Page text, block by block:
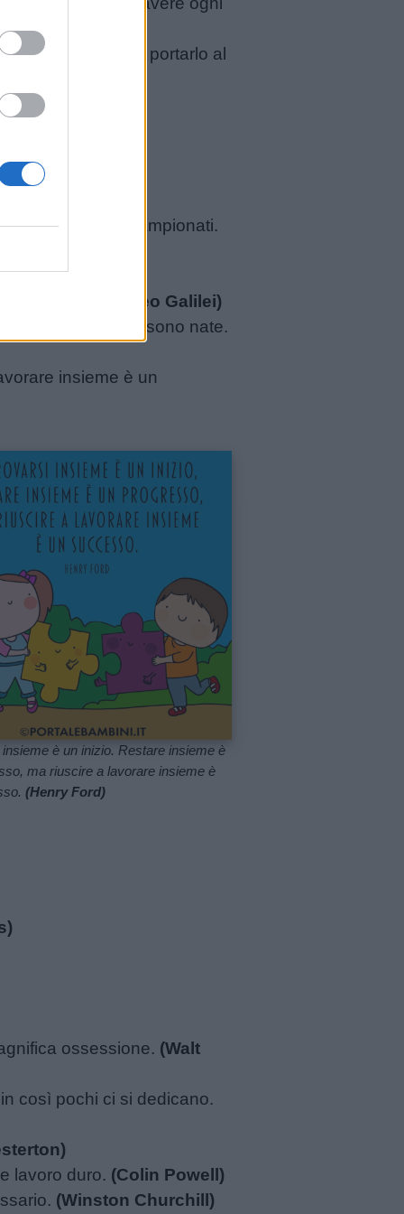
modo facile per portarlo al
si vincono i campionati.
(Galileo Galilei)
a quella in cui sono nate.
insieme è un
è un inizio. Restare insieme è
ma riuscire a lavorare insieme è
(Henry Ford)
ossessione. (Walt
così pochi ci si dedicano.
lavoro duro. (Colin Powell)
(Winston Churchill)